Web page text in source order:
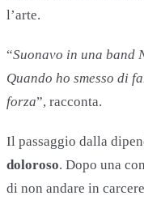
l’arte.
“Suonavo in una band
Quando ho smesso di
forza”, racconta.
Il passaggio dalla
doloroso. Dopo una
di non andare in